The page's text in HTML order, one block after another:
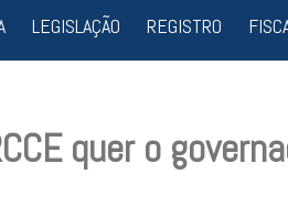
LEGISLAÇÃO REGISTRO
quer o